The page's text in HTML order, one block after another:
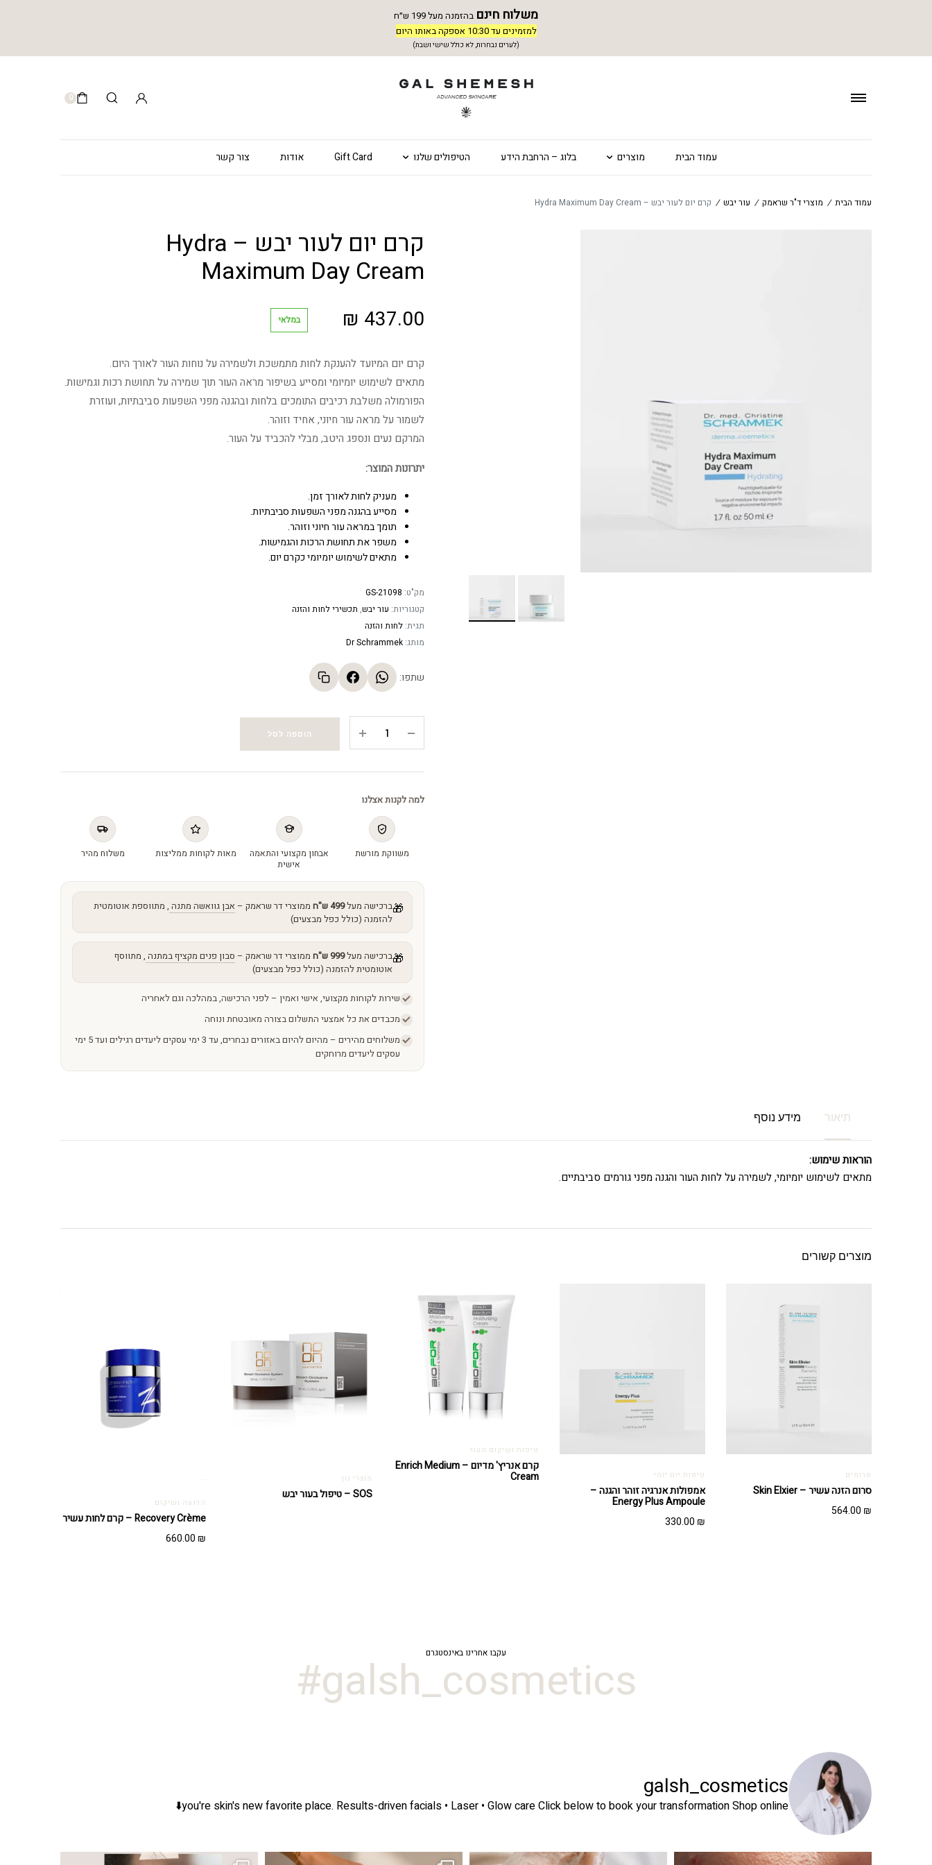
משלוח חינם בהזמנה מעל 199 ש״ח
למזמינים עד 10:30 אספקה באותו היום
(לערים נבחרות, לא כולל שישי ושבת)
0
עמוד הבית מוצרים בלוג – הרחבת הידע הטיפולים שלנו Gift Card אודות צור קשר
עמוד הבית / מוצרי ד"ר שראמק / עור יבש / קרם יום לעור יבש – Hydra Maximum Day Cream
קרם יום לעור יבש – Hydra
Maximum Day Cream
437.00
₪ במלאי
קרם יום המיועד להענקת לחות מתמשכת ולשמירה על נוחות העור לאורך היום.
מתאים לשימוש יומיומי ומסייע בשיפור מראה העור תוך שמירה על תחושת רכות וגמישות.
הפורמולה משלבת רכיבים התומכים בלחות ובהגנה מפני השפעות סביבתיות, ועוזרת
לשמור על מראה עור חיוני, אחיד וזוהר.
המרקם נעים ונספג היטב, מבלי להכביד על העור.
יתרונות המוצר:
מעניק לחות לאורך זמן.
מסייע בהגנה מפני השפעות סביבתיות.
תומך במראה עור חיוני וזוהר.
משפר את תחושת הרכות והגמישות.
מתאים לשימוש יומיומי כקרם יום.
מק"ט: GS-21098
קטגוריות: עור יבש, תכשירי לחות והזנה
תגית: לחות והזנה
מותג: Dr Schrammek
שתפו:
יבש
Hydra
Maximum
Day
Cream
הוספה לסל
למה לקנות אצלנו
משווקת מורשת
אבחון מקצועי והתאמה
אישית
מאות לקוחות ממליצות משלוח מהיר
🎁ברכישה מעל499 ש"ח ממוצרי דר שראמק – אבן גוואשה מתנה , מתווספת אוטומטית
להזמנה (כולל כפל מבצעים)
🎁ברכישה מעל999 ש"ח ממוצרי דר שראמק – סבון פנים מקציף במתנה , מתווסף
אוטומטית להזמנה (כולל כפל מבצעים)
שירות לקוחות מקצועי, אישי ואמין – לפני הרכישה, במהלכה וגם לאחריה
מכבדים את כל אמצעי התשלום בצורה מאובטחת ונוחה
משלוחים מהירים – מהיום להיום באזורים נבחרים, עד 3 ימי עסקים ליעדים רגילים ועד 5 ימי
עסקים ליעדים מרוחקים
תיאור מידע נוסף
הוראות שימוש:
מתאים לשימוש יומיומי, לשמירה על לחות העור והגנה מפני גורמים סביבתיים.
מוצרים קשורים
סרומים
סרום הזנה עשיר – Skin Elxier
564.00 ₪
טיפוח יום יומי
אמפולות אנרגיה זוהר והגנה –
Energy Plus Ampoule
330.00 ₪
טיפוח ושיקום העור
קרם אנריץ' מדיום – Enrich Medium
Cream מוצרי נון
SOS – טיפול בעור יבש
הרגעה ושיקום
Recovery Crème – קרם לחות עשיר
660.00 ₪
עקבו אחרינו באינסטגרם
galsh_cosmetics#
galsh_cosmetics
you're skin's new favorite place. Results-driven facials • Laser • Glow careClick below to book your transformationShop online⬇️
טיפול פנים נכון הוא הרבה מעבר לניקוי העור. המטרה ה זה קורה! מועדון החברות שלנו סוף סוף נפתח. מהיום, אקנה הוא אחד המצבים הנפוצים ביותר בעור, אך לכל עור